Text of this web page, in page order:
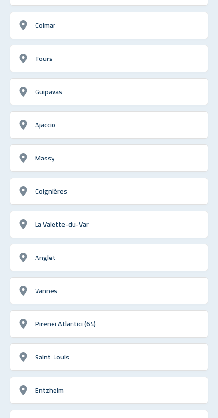
Colmar
Tours
Guipavas
Ajaccio
Massy
Coignières
La Valette-du-Var
Anglet
Vannes
Pirenei Atlantici (64)
Saint-Louis
Entzheim